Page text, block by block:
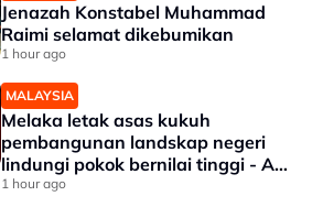
Jenazah Konstabel Muhammad
Raimi selamat dikebumikan
1 hour ago
MALAYSIA
Melaka letak asas kukuh
pembangunan landskap negeri
lindungi pokok bernilai tinggi - Ab
Rauf
1 hour ago